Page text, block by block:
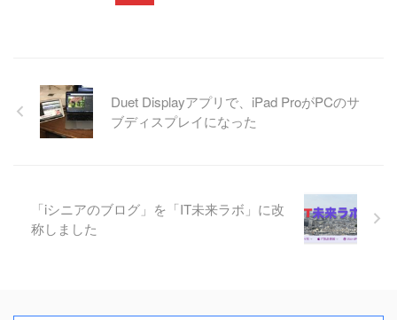
Duet Displayアプリで、iPad ProがPCのサ
ブディスプレイになった
「iシニアのブログ」を「IT未来ラボ」に改
称しました